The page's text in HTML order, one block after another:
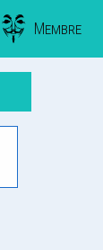
Membre